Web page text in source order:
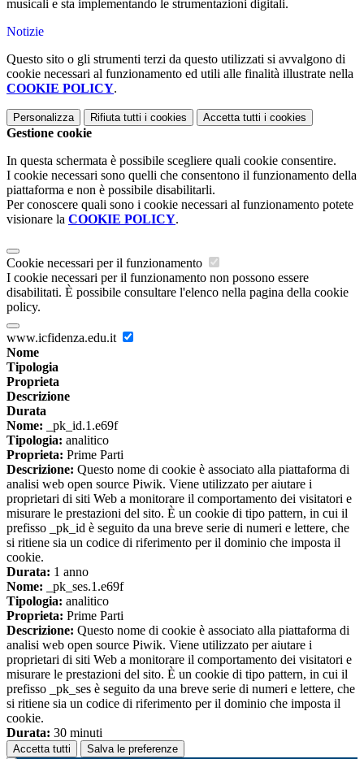
musicali e sta implementando le strumentazioni digitali.
Notizie
Questo sito o gli strumenti terzi da questo utilizzati si avvalgono di
cookie necessari al funzionamento ed utili alle finalità illustrate nella
COOKIE POLICY.
Personalizza Rifiuta tutti i cookies Accetta tutti i cookies
Gestione cookie
In questa schermata è possibile scegliere quali cookie consentire.
I cookie necessari sono quelli che consentono il funzionamento della
piattaforma e non è possibile disabilitarli.
Per conoscere quali sono i cookie necessari al funzionamento potete
visionare la COOKIE POLICY.
Cookie necessari per il funzionamento
I cookie necessari per il funzionamento non possono essere
disabilitati. È possibile consultare l'elenco nella pagina della cookie
policy.
www.icfidenza.edu.it
Nome
Tipologia
Proprieta
Descrizione
Durata
Nome: _pk_id.1.e69f
Tipologia: analitico
Proprieta: Prime Parti
Descrizione: Questo nome di cookie è associato alla piattaforma di
analisi web open source Piwik. Viene utilizzato per aiutare i
proprietari di siti Web a monitorare il comportamento dei visitatori e
misurare le prestazioni del sito. È un cookie di tipo pattern, in cui il
prefisso _pk_id è seguito da una breve serie di numeri e lettere, che
si ritiene sia un codice di riferimento per il dominio che imposta il
cookie.
Durata: 1 anno
Nome: _pk_ses.1.e69f
Tipologia: analitico
Proprieta: Prime Parti
Descrizione: Questo nome di cookie è associato alla piattaforma di
analisi web open source Piwik. Viene utilizzato per aiutare i
proprietari di siti Web a monitorare il comportamento dei visitatori e
misurare le prestazioni del sito. È un cookie di tipo pattern, in cui il
prefisso _pk_ses è seguito da una breve serie di numeri e lettere, che
si ritiene sia un codice di riferimento per il dominio che imposta il
cookie.
Durata: 30 minuti
Accetta tutti Salva le preferenze